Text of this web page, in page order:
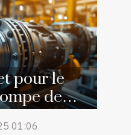
pour le
de
01:06